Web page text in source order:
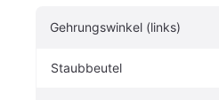
Gehrungswinkel (links)
Staubbeutel